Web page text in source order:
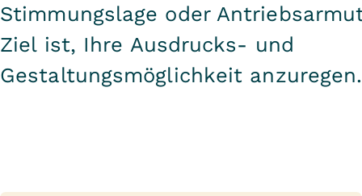
Stimmungslage oder
Ziel ist, Ihre Ausdrucks- und
Gestaltungsmöglichkeit anzuregen.